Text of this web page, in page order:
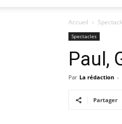
Accueil
Spectacles
Paul,
Par La rédaction -
Partager